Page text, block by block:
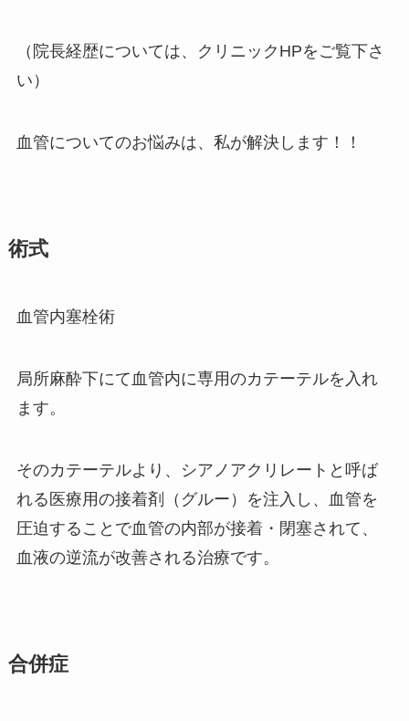
（院長経歴については、クリニックHPをご覧下さ
い）
血管についてのお悩みは、私が解決します！！
術式
血管内塞栓術
局所麻酔下にて血管内に専用のカテーテルを入れ
ます。
そのカテーテルより、シアノアクリレートと呼ば
れる医療用の接着剤（グルー）を注入し、血管を
圧迫することで血管の内部が接着・閉塞されて、
血液の逆流が改善される治療です。
合併症